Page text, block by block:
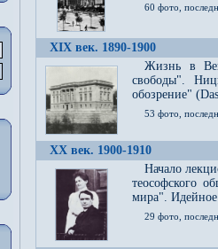
60 фото,
XIX век. 1890-1900
Жизнь в
свободы".
обозрение"
53 фото,
XX век. 1900-1910
Начало
теософского
мира". Идейное
29 фото,